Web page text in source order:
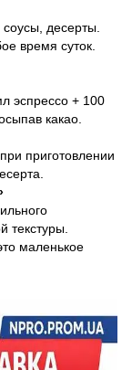
десерты.
время суток.
эспрессо + 100
какао.
приготовлении
текстуры.
маленькое